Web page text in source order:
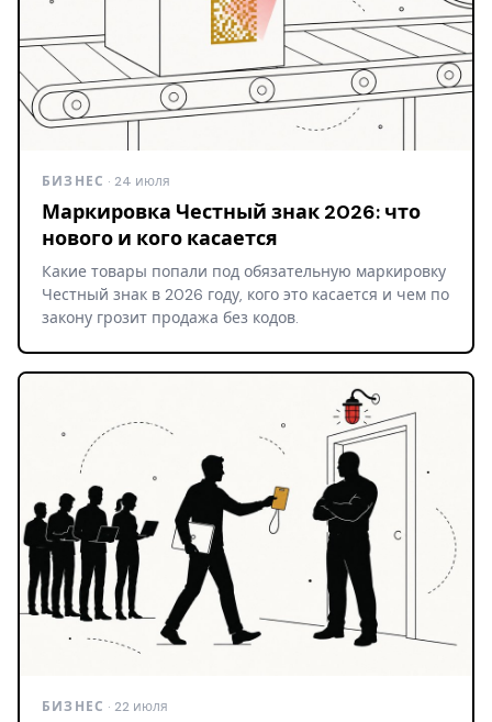
БИЗНЕС · 24 июля
Маркировка Честный знак 2026: что
нового и кого касается
Какие товары попали под обязательную маркировку
Честный знак в 2026 году, кого это касается и чем по
закону грозит продажа без кодов.
БИЗНЕС · 22 июля